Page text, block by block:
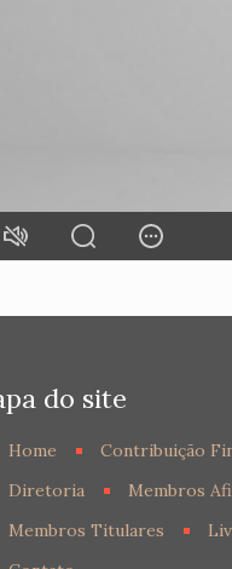
do site
Home Contribuição
Diretoria
Membros
Membros Titulares